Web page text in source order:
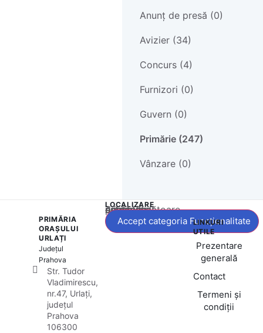
Anunț de presă (0)
Avizier (34)
Concurs (4)
Furnizori (0)
Guvern (0)
Primărie (247)
Vânzare (0)
PRIMĂRIA
ORAȘULUI
URLAȚI
Județul
Prahova
Str. Tudor
Vladimirescu,
nr.47, Urlați,
județul
Prahova
106300
LOCALIZARE
Acest conținut este blocat până când acceptați categoria corespunzătoare de cookie-uri.
Accept categoria Funcționalitate
LINKURI
UTILE
Prezentare
generală
Contact
Termeni și
condiții